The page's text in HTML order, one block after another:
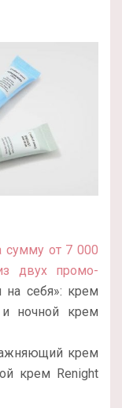
сумму от 7 000
двух промо-
себя»: крем
ночной крем
крем
крем Renight